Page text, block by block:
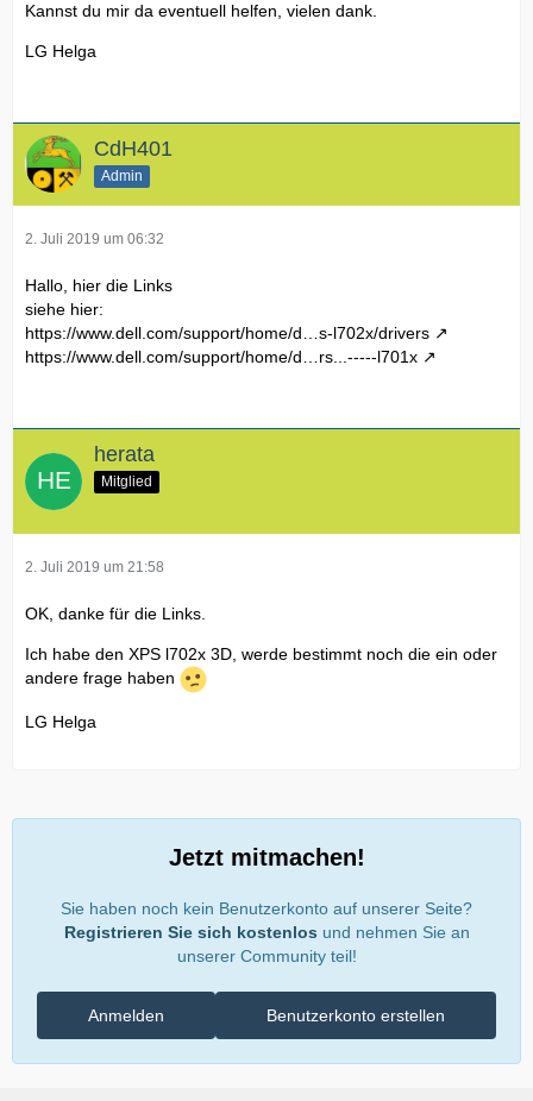
Kannst du mir da eventuell helfen, vielen dank.
LG Helga
CdH401
Admin
2. Juli 2019 um 06:32
Hallo, hier die Links
siehe hier:
https://www.dell.com/support/home/d…s-l702x/drivers
https://www.dell.com/support/home/d…rs...-----l701x
herata
Mitglied
2. Juli 2019 um 21:58
OK, danke für die Links.
Ich habe den XPS l702x 3D, werde bestimmt noch die ein oder
andere frage haben
LG Helga
Jetzt mitmachen!
Sie haben noch kein Benutzerkonto auf unserer Seite?
Registrieren Sie sich kostenlos und nehmen Sie an
unserer Community teil!
Benutzerkonto erstellen
Anmelden